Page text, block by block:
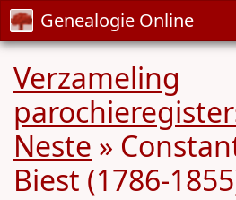
Genealogie Online
Verzameling
Neste »
Biest (1786-